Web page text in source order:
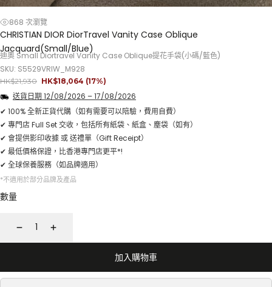
868 次瀏覽
CHRISTIAN DIOR DiorTravel Vanity Case Oblique
Jacquard(Small/Blue)
迪奧 Small Diortravel Vanity Case Oblique提花手袋(小碼/藍色)
SKU: S5529VRIW_M928
正
價
格
HK$21,930 銷
價
格
HK$18,064 (17%)
送貨日期 12/08/2026 –17/08/2026
✔ 100% 全新正貨代購（如有需要可以陪驗，費用自費）
✔ 專門店 Full Set 交收，包括所有紙袋、紙盒、塵袋（如有）
✔ 會提供影印收據 或 送禮單（Gift Receipt）
✔ 最低價格保證，比香港專門店更平*!
✔ 全球保養服務（如品牌適用）
*不適用於部分品牌及產品
數量
少
增
加
加入購物車